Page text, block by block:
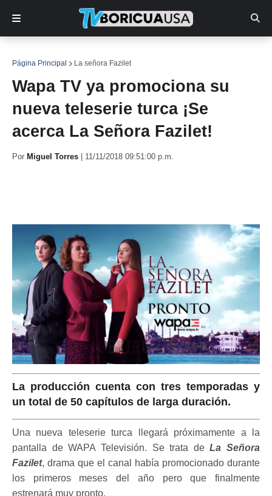
Página Principal La señora Fazilet
Wapa TV ya promociona su
nueva teleserie turca ¡Se
acerca La Señora Fazilet!
Por Miguel Torres 11/11/2018 09:51:00 p.m.
La producción cuenta con tres temporadas y
un total de 50 capítulos de larga duración.
Una nueva teleserie turca llegará próximamente a la
pantalla de WAPA Televisión. Se trata deLa Señora
Fazilet, drama que el canal había promocionado durante
los primeros meses del año pero que finalmente
estrenará muy pronto.